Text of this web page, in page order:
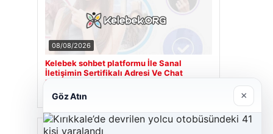
08/08/2026
Kelebek sohbet platformu İle Sanal
İletişimin Sertifikalı Adresi Ve Chat
Deneyimi
Son Eklenen Firmalar
Göz Atın ×